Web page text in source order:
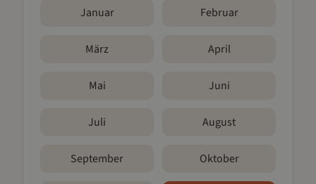
Januar Februar
März April
Mai Juni
Juli August
September Oktober